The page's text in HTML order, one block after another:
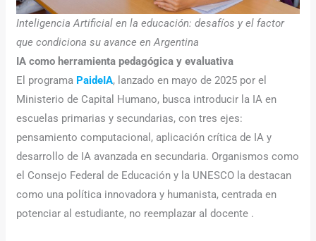
Inteligencia Artificial en la educación: desafíos y el factor
que condiciona su avance en Argentina
IA como herramienta pedagógica y evaluativa
El programa PaideIA, lanzado en mayo de 2025 por el
Ministerio de Capital Humano, busca introducir la IA en
escuelas primarias y secundarias, con tres ejes:
pensamiento computacional, aplicación crítica de IA y
desarrollo de IA avanzada en secundaria. Organismos como
el Consejo Federal de Educación y la UNESCO la destacan
como una política innovadora y humanista, centrada en
potenciar al estudiante, no reemplazar al docente .